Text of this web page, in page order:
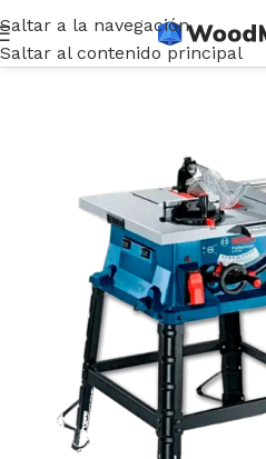
Saltar a la navegación
Saltar al contenido principal
Herramientas/